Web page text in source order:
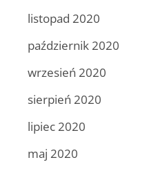
listopad 2020
październik 2020
wrzesień 2020
sierpień 2020
lipiec 2020
maj 2020